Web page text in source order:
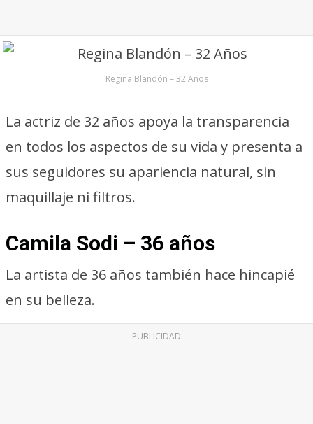
Regina Blandón – 32 Años
La actriz de 32 años apoya la transparencia
en todos los aspectos de su vida y presenta a
sus seguidores su apariencia natural, sin
maquillaje ni filtros.
Camila Sodi – 36 años
La artista de 36 años también hace hincapié
en su belleza.
PUBLICIDAD